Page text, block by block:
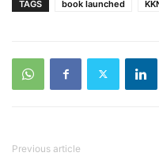
TAGS book launched
Previous article